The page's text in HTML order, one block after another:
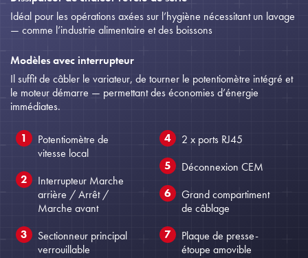
Idéal pour les opérations axées sur l’hygiène nécessitant un lavage
— comme l’industrie alimentaire et des boissons
Modèles avec interrupteur
Il suffit de câbler le variateur, de tourner le potentiomètre intégré et
le moteur démarre — permettant des économies d’énergie
immédiates.
Potentiomètre de
vitesse local
Interrupteur Marche
arrière / Arrêt /
Marche avant
Sectionneur principal
verrouillable
2 x ports RJ45
Déconnexion CEM
Grand compartiment
de câblage
Plaque de presse-
étoupe amovible